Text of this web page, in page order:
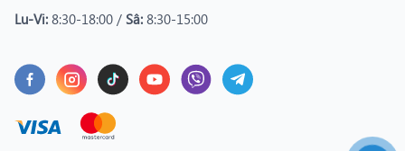
Lu-Vi: 8:30-18:00 / Sâ: 8:30-15:00